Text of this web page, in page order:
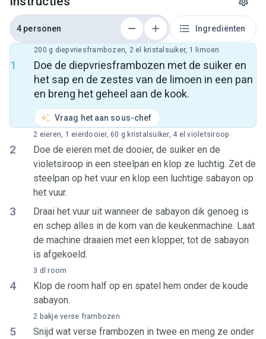
4 personen Ingrediënten
1
Doe de diepvriesframbozen met de suiker en
het sap en de zestes van de limoen in een pan
en breng het geheel aan de kook.
Vraag het aan sous-chef
200 g diepvriesframbozen, 2 el kristalsuiker, 1 limoen
2
Doe de eieren met de dooier, de suiker en de
violetsiroop in een steelpan en klop ze luchtig. Zet de
steelpan op het vuur en klop een luchtige sabayon op
het vuur.
2 eieren, 1 eierdooier, 60 g kristalsuiker, 4 el violetsiroop
3
Draai het vuur uit wanneer de sabayon dik genoeg is
en schep alles in de kom van de keukenmachine. Laat
de machine draaien met een klopper, tot de sabayon
is afgekoeld.
4
Klop de room half op en spatel hem onder de koude
sabayon.
3 dl room
5
Snijd wat verse frambozen in twee en meng ze onder
2 bakje verse frambozen